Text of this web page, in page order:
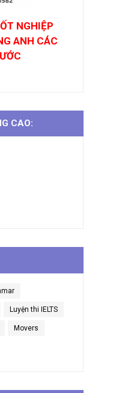
NGHIỆP
ANH CÁC
CAO:
Luyện thi IELTS
Movers